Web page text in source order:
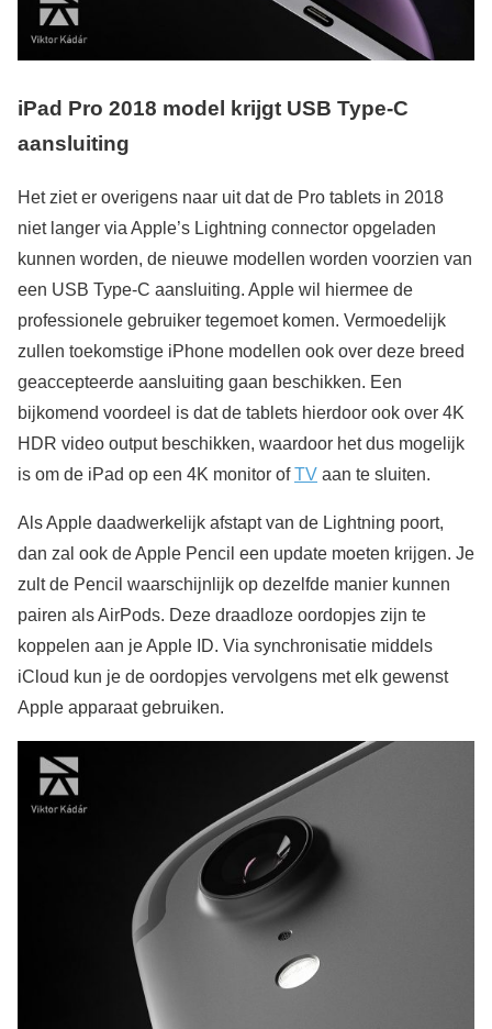
iPad Pro 2018 model krijgt USB Type-C
aansluiting
Het ziet er overigens naar uit dat de Pro tablets in 2018
niet langer via Apple’s Lightning connector opgeladen
kunnen worden, de nieuwe modellen worden voorzien van
een USB Type-C aansluiting. Apple wil hiermee de
professionele gebruiker tegemoet komen. Vermoedelijk
zullen toekomstige iPhone modellen ook over deze breed
geaccepteerde aansluiting gaan beschikken. Een
bijkomend voordeel is dat de tablets hierdoor ook over 4K
HDR video output beschikken, waardoor het dus mogelijk
is om de iPad op een 4K monitor ofTV aan te sluiten.
Als Apple daadwerkelijk afstapt van de Lightning poort,
dan zal ook de Apple Pencil een update moeten krijgen. Je
zult de Pencil waarschijnlijk op dezelfde manier kunnen
pairen als AirPods. Deze draadloze oordopjes zijn te
koppelen aan je Apple ID. Via synchronisatie middels
iCloud kun je de oordopjes vervolgens met elk gewenst
Apple apparaat gebruiken.